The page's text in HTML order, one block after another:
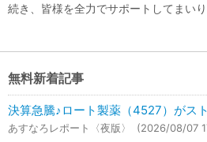
続き、皆様を全力でサポートしてまいり
無料新着記事
決算急騰♪ロート製薬（4527）がス
あすなろレポート〈夜版〉 (2026/08/07